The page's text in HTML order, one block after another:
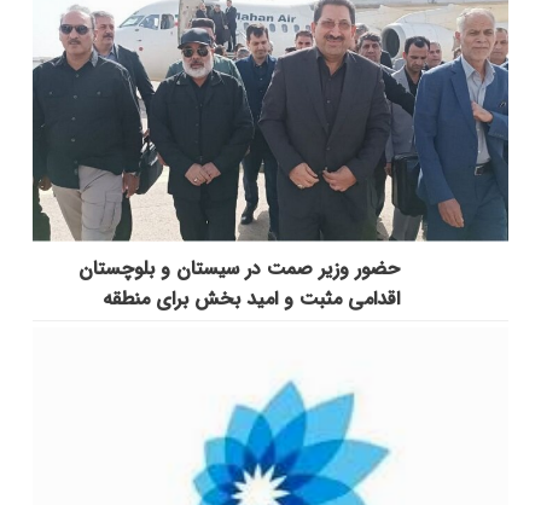
حضور وزیر صمت در سیستان و بلوچستان
اقدامی مثبت و امید بخش برای منطقه